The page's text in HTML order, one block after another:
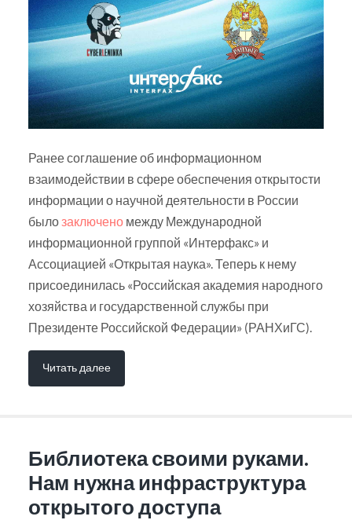
Ранее соглашение об информационном
взаимодействии в сфере обеспечения открытости
информации о научной деятельности в России
былозаключеномежду Международной
информационной группой «Интерфакс» и
Ассоциацией «Открытая наука». Теперь к нему
присоединилась «Российская академия народного
хозяйства и государственной службы при
Президенте Российской Федерации» (РАНХиГС).
Читать далее
Библиотека своими руками.
Нам нужна инфраструктура
открытого доступа